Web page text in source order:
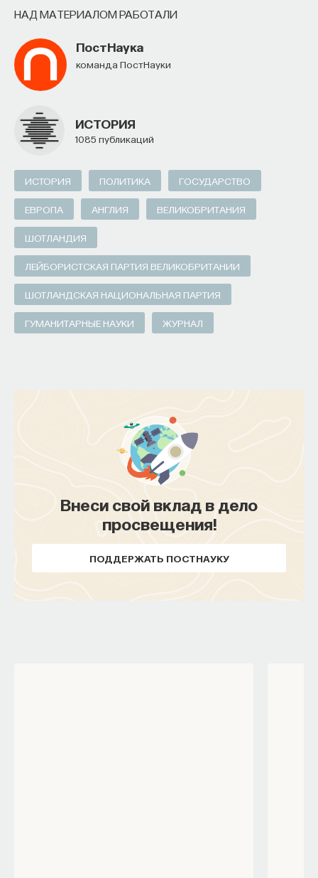
НАД МАТЕРИАЛОМ РАБОТАЛИ
ПостНаука
команда ПостНауки
ИСТОРИЯ
1085 публикаций
ИСТОРИЯ ПОЛИТИКА ГОСУДАРСТВО
ЕВРОПА АНГЛИЯ ВЕЛИКОБРИТАНИЯ
ШОТЛАНДИЯ
ЛЕЙБОРИСТСКАЯ ПАРТИЯ ВЕЛИКОБРИТАНИИ
ШОТЛАНДСКАЯ НАЦИОНАЛЬНАЯ ПАРТИЯ
ГУМАНИТАРНЫЕ НАУКИ ЖУРНАЛ
Внеси свой вклад в дело
просвещения!
ПОДДЕРЖАТЬ ПОСТНАУКУ